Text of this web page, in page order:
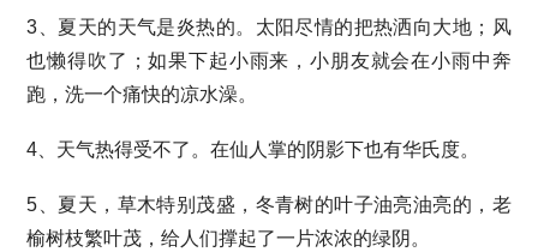
3、夏天的天气是炎热的。太阳尽情的把热洒向大地；风
也懒得吹了；如果下起小雨来，小朋友就会在小雨中奔
跑，洗一个痛快的凉水澡。
4、天气热得受不了。在仙人掌的阴影下也有华氏度。
5、夏天，草木特别茂盛，冬青树的叶子油亮油亮的，老
榆树枝繁叶茂，给人们撑起了一片浓浓的绿阴。